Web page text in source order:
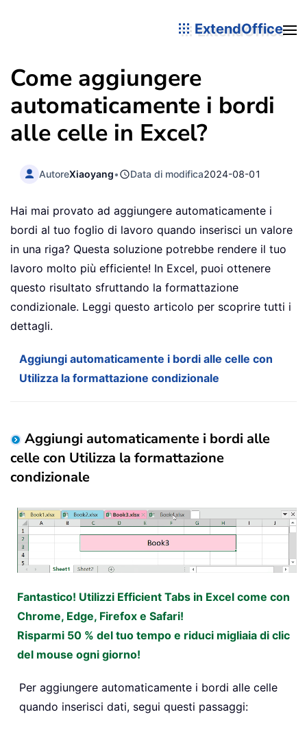
ExtendOffice
Come aggiungere
automaticamente i bordi
alle celle in Excel?
AutoreXiaoyang• Data di modifica2024-08-01
Hai mai provato ad aggiungere automaticamente i
bordi al tuo foglio di lavoro quando inserisci un valore
in una riga? Questa soluzione potrebbe rendere il tuo
lavoro molto più efficiente! In Excel, puoi ottenere
questo risultato sfruttando la formattazione
condizionale. Leggi questo articolo per scoprire tutti i
dettagli.
Aggiungi automaticamente i bordi alle celle con
Utilizza la formattazione condizionale
Aggiungi automaticamente i bordi alle
celle con Utilizza la formattazione
condizionale
Fantastico! Utilizzi Efficient Tabs in Excel come con
Chrome, Edge, Firefox e Safari!
Risparmi 50 % del tuo tempo e riduci migliaia di clic
del mouse ogni giorno!
Per aggiungere automaticamente i bordi alle celle
quando inserisci dati, segui questi passaggi: